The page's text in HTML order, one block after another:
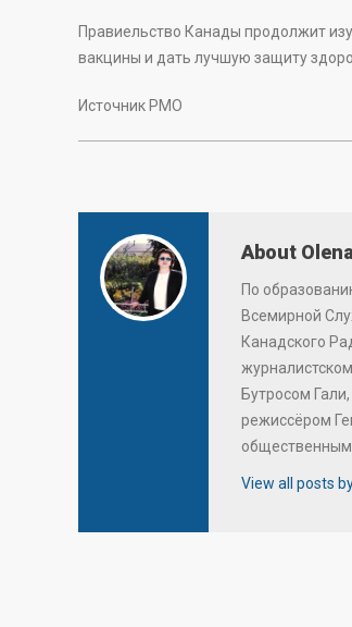
Правиельство Канады продолжит
вакцины и дать лучшую защиту
Источник РМО
About
По
Всемирной
Канадского
Бутросом
режиссёром
View all posts